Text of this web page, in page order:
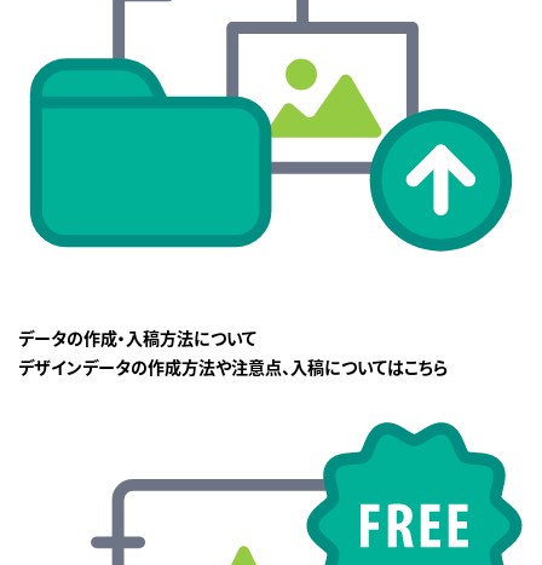
データの作成・入稿方法について
デザインデータの作成方法や注意点、入稿についてはこちら